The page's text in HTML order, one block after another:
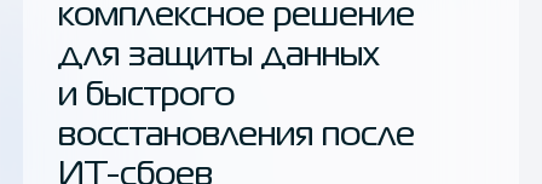
комплексное решение
для защиты данных
и быстрого
восстановления после
ИТ-сбоев